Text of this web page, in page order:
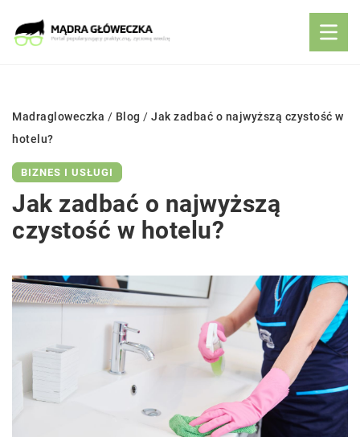
Madragloweczka / Blog / Jak zadbać o najwyższą czystość w
hotelu?
BIZNES I USŁUGI
Jak zadbać o najwyższą
czystość w hotelu?